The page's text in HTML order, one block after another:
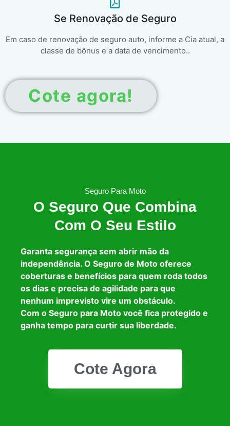
Se Renovação de Seguro
Em caso de renovação de seguro auto, informe a Cia atual, a
classe de bônus e a data de vencimento..
Cote agora!
Seguro Para Moto
O Seguro Que Combina
Com O Seu Estilo
Garanta segurança sem abrir mão da
independência. O Seguro de Moto oferece
coberturas e benefícios para quem roda todos
os dias e precisa de agilidade para que
nenhum imprevisto vire um obstáculo.
Com o Seguro para Moto você fica protegido e
ganha tempo para curtir sua liberdade.
Cote Agora